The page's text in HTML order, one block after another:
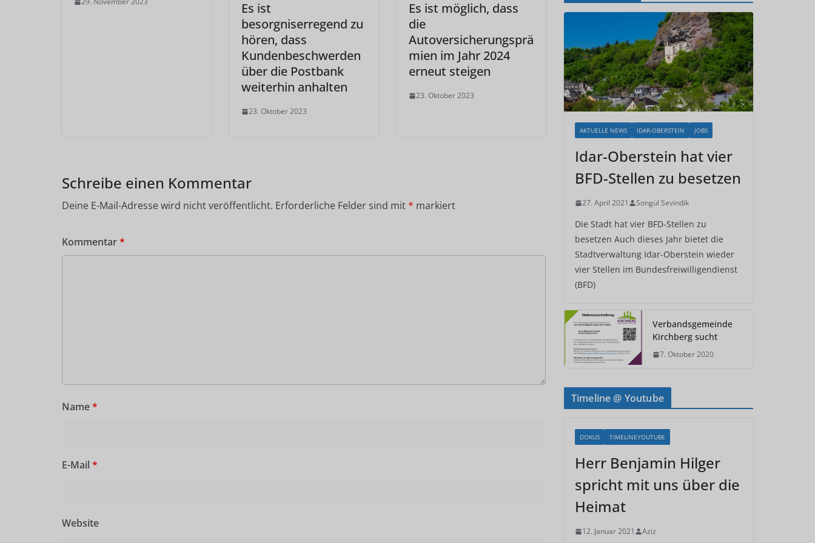
Es ist
besorgniserregend zu
hören, dass
Kundenbeschwerden
über die Postbank
weiterhin anhalten
23. Oktober 2023
Es ist möglich, dass
die
Autoversicherungsprä
mien im Jahr 2024
erneut steigen
23. Oktober 2023
Schreibe einen Kommentar
Deine E-Mail-Adresse wird nicht veröffentlicht. Erforderliche Felder sind mit* markiert
Kommentar*
Name*
E-Mail *
Website
AKTUELLE NEWS IDAR-OBERSTEIN JOBS
Idar-Oberstein hat vier
BFD-Stellen zu besetzen
27. April 2021 Songül Sevindik
Die Stadt hat vier BFD-Stellen zu
besetzen Auch dieses Jahr bietet die
Stadtverwaltung Idar-Oberstein wieder
vier Stellen im Bundesfreiwilligendienst
(BFD)
Verbandsgemeinde
Kirchberg sucht
7. Oktober 2020
Timeline @ Youtube
DOKUS TIMELINEYOUTUBE
Herr Benjamin Hilger
spricht mit uns über die
Heimat
12. Januar 2021 Aziz